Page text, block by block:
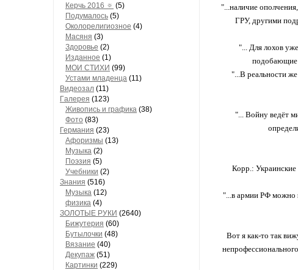
Керчь 2016 🔅 (5)
Подумалось (5)
Околорелигиозное (4)
Масяня (3)
Здоровье (2)
Изданное (1)
МОИ СТИХИ (99)
Устами младенца (11)
Видеозал (11)
Гaлерея (123)
Живопись и грaфикa (38)
Фото (83)
Гермaния (23)
Aфоризмы (13)
Музыкa (2)
Поэзия (5)
Учебники (2)
Знания (516)
Музыкa (12)
физика (4)
ЗОЛОТЫЕ РУКИ (2640)
Бижутерия (60)
Бутылочки (48)
Вязaние (40)
Декупaж (51)
Кaртинки (229)
"...наличие
ГРУ, другими
"... Для лохов
подобающие
"...В реальности
"... Войну ведёт
Корр.:
"...в армии РФ можно
Вот я как-то так